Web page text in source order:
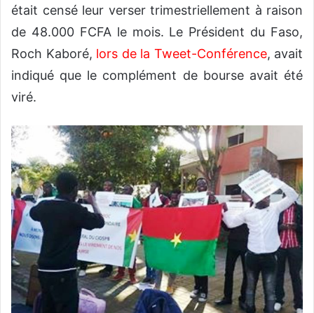
était censé leur verser trimestriellement à raison
de 48.000 FCFA le mois. Le Président du Faso,
Roch Kaboré, lors de la Tweet-Conférence, avait
indiqué que le complément de bourse avait été
viré.